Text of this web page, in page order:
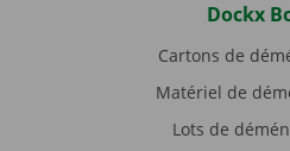
Dockx
Cartons de
Matériel de
Lots de